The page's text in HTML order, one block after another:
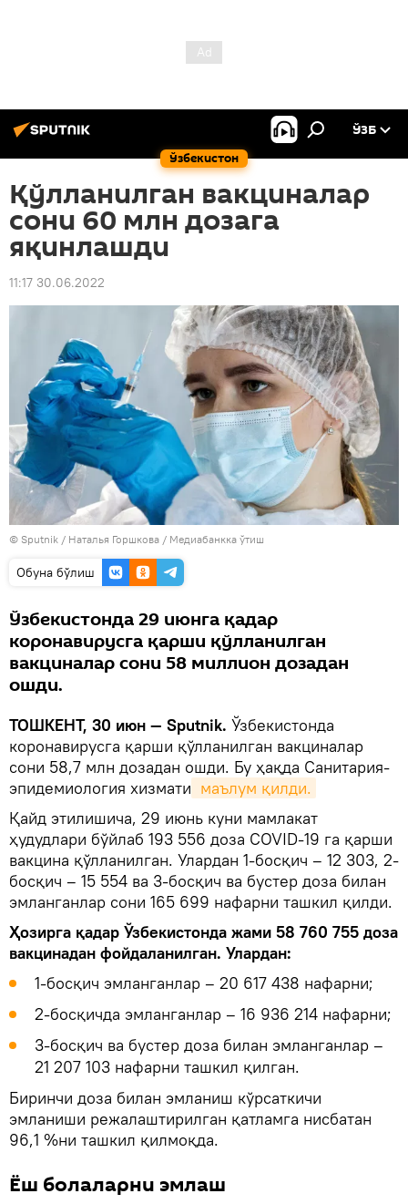
Ўзбекистон
ЎЗБ
Қўлланилган вакциналар
сони 60 млн дозага
яқинлашди
11:17 30.06.2022
© Sputnik / Наталья Горшкова / Медиабанкка ўтиш
Oбуна бўлиш
Ўзбекистонда 29 июнга қадар
коронавирусга қарши қўлланилган
вакциналар сони 58 миллион дозадан
ошди.
ТОШКЕНТ, 30 июн — Sputnik. Ўзбекистонда
коронавирусга қарши қўлланилган вакциналар
сони 58,7 млн дозадан ошди. Бу ҳақда Санитария-
эпидемиология хизмати маълум қилди.
Қайд этилишича, 29 июнь куни мамлакат
ҳудудлари бўйлаб 193 556 доза COVID-19 га қарши
вакцина қўлланилган. Улардан 1-босқич – 12 303, 2-
босқич – 15 554 ва 3-босқич ва бустер доза билан
эмланганлар сони 165 699 нафарни ташкил қилди.
Ҳозирга қадар Ўзбекистонда жами 58 760 755 доза
вакцинадан фойдаланилган. Улардан:
1-босқич эмланганлар – 20 617 438 нафарни;
2-босқичда эмланганлар – 16 936 214 нафарни;
3-босқич ва бустер доза билан эмланганлар –
21 207 103 нафарни ташкил қилган.
Биринчи доза билан эмланиш кўрсаткичи
эмланиши режалаштирилган қатламга нисбатан
96,1 %ни ташкил қилмоқда.
Ёш болаларни эмлаш